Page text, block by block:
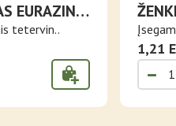
EURAZINIS
tetervin..
1,21